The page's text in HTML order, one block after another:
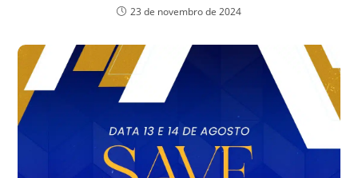
23 de novembro de 2024